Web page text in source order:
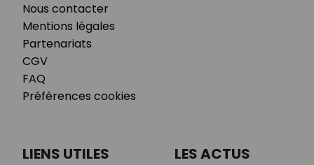
Nous contacter
Mentions légales
Partenariats
CGV
FAQ
Préférences cookies
LIENS UTILES LES ACTUS